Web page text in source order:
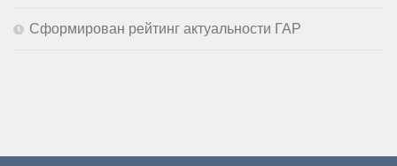
Сформирован рейтинг актуальности ГАР